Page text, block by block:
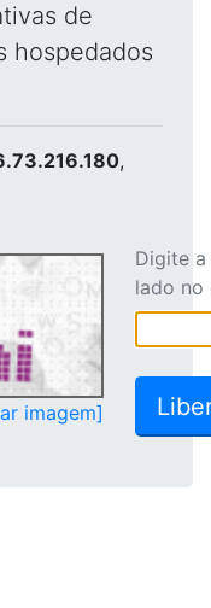
de
hospedados
,
imagem]
Digite
lado no